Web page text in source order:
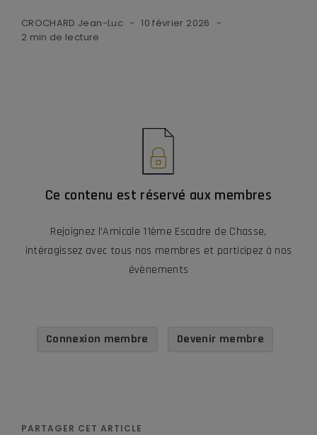
CROCHARD Jean-Luc
10 février 2026
2 min de lecture
Ce contenu est réservé aux membres
Rejoignez l'Amicale 11ème Escadre de Chasse,
intéragissez avec tous nos membres et participez à nos
évènements
Connexion membre Devenir membre
PARTAGER CET ARTICLE